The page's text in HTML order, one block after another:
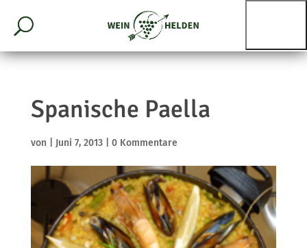
Spanische Paella
von Juni 7, 2013| 0 Kommentare